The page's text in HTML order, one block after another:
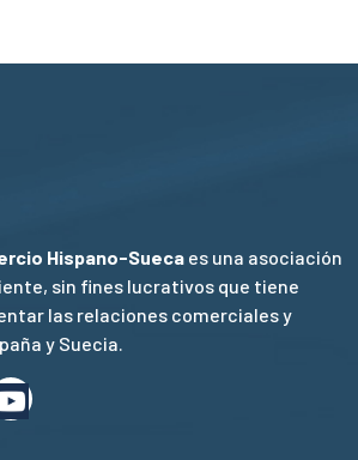
Hispano-Sueca es una asociación
sin fines lucrativos que tiene
las relaciones comerciales y
y Suecia.